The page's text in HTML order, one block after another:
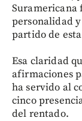
Suramericana
personalidad
partido de
Esa claridad
afirmaciones
ha servido al
cinco
del rentado.